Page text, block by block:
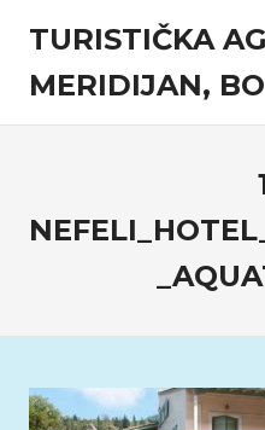
content
TURISTIČKA
MERIDIJAN,
Turistička